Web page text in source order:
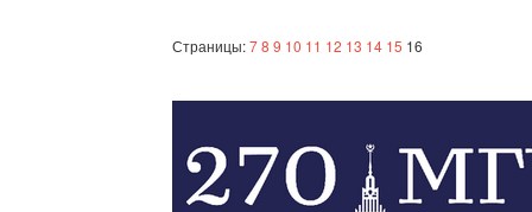
Страницы:78 9 10 11 12 13 14 15 16